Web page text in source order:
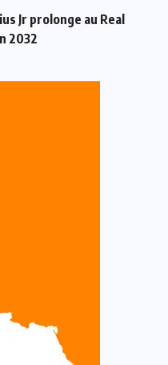
Jr prolonge au Real
2032